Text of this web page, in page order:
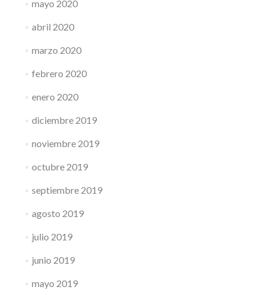
mayo 2020
abril 2020
marzo 2020
febrero 2020
enero 2020
diciembre 2019
noviembre 2019
octubre 2019
septiembre 2019
agosto 2019
julio 2019
junio 2019
mayo 2019